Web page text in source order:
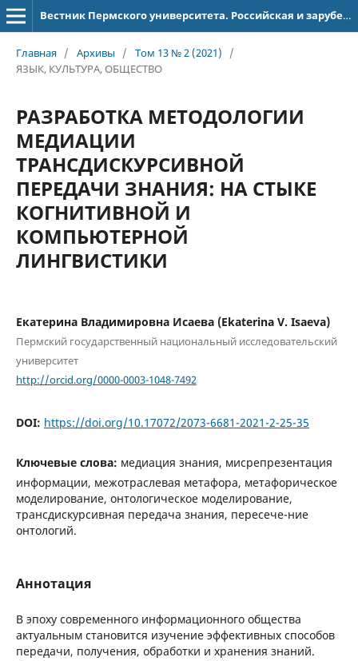
Вестник Пермского университета. Российская и зарубежная филология
Главная / Архивы / Том 13 № 2 (2021)
/
ЯЗЫК, КУЛЬТУРА, ОБЩЕСТВО
РАЗРАБОТКА МЕТОДОЛОГИИ
МЕДИАЦИИ
ТРАНСДИСКУРСИВНОЙ
ПЕРЕДАЧИ ЗНАНИЯ: НА СТЫКЕ
КОГНИТИВНОЙ И
КОМПЬЮТЕРНОЙ
ЛИНГВИСТИКИ
Екатерина Владимировна Исаева (Ekaterina V. Isaeva)
Пермский государственный национальный исследовательский
университет
http://orcid.org/0000-0003-1048-7492
DOI: https://doi.org/10.17072/2073-6681-2021-2-25-35
Ключевые слова: медиация знания, мисрепрезентация
информации, межотраслевая метафора, метафорическое
моделирование, онтологическое моделирование,
трансдискурсивная передача знания, пересече-ние
онтологий.
Аннотация
В эпоху современного информационного общества
актуальным становится изучение эффективных способов
передачи, получения, обработки и хранения знаний.